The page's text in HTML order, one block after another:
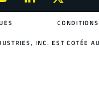
INC. EST COTÉE